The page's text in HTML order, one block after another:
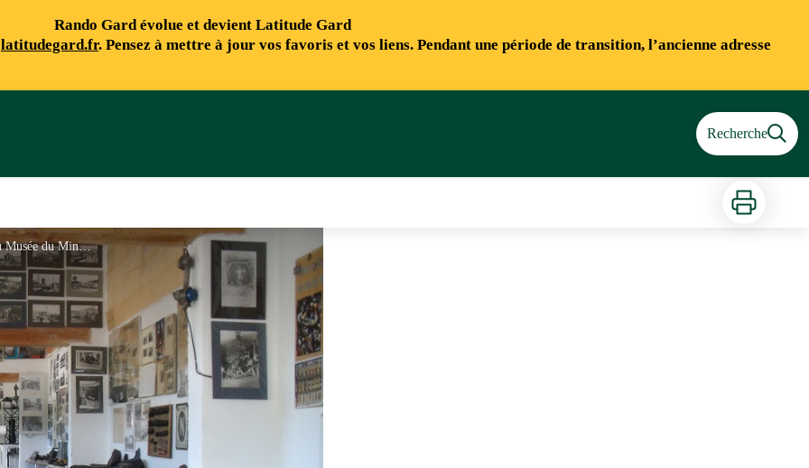
Rando Gard évolue et devient Latitude Gard
latitudegard.fr. Pensez à mettre à jour vos favoris et vos liens. Pendant une période de transition, l’ancienne adresse
Recherche
Imprimer
Musée du Mineur - Association du Musée du Mineur